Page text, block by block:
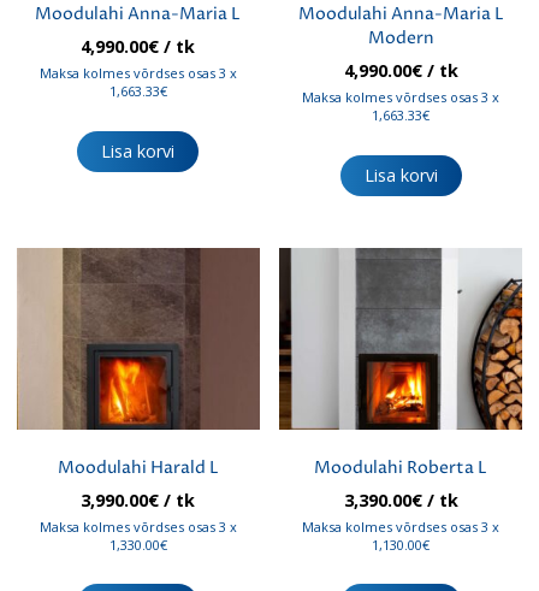
Moodulahi Anna-Maria L
4,990.00€ / tk
Maksa kolmes võrdses osas 3 x
1,663.33€
Lisa korvi
Moodulahi Anna-Maria L
Modern
4,990.00€/ tk
Maksa kolmes võrdses osas 3 x
1,663.33€
Lisa korvi
Moodulahi Harald L
3,990.00€ / tk
Maksa kolmes võrdses osas 3 x
1,330.00€
Moodulahi Roberta L
3,390.00€/ tk
Maksa kolmes võrdses osas 3 x
1,130.00€